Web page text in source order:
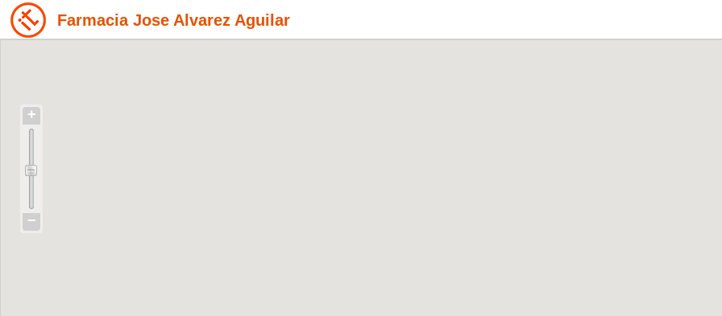
Farmacia Jose Alvarez Aguilar
+
−